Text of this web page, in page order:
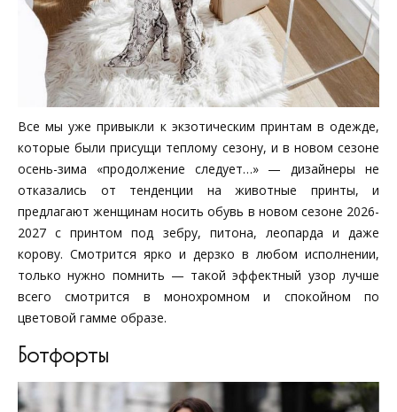
Все мы уже привыкли к экзотическим принтам в одежде,
которые были присущи теплому сезону, и в новом сезоне
осень-зима «продолжение следует…» — дизайнеры не
отказались от тенденции на животные принты, и
предлагают женщинам носить обувь в новом сезоне 2026-
2027 с принтом под зебру, питона, леопарда и даже
корову. Смотрится ярко и дерзко в любом исполнении,
только нужно помнить — такой эффектный узор лучше
всего смотрится в монохромном и спокойном по
цветовой гамме образе.
Ботфорты